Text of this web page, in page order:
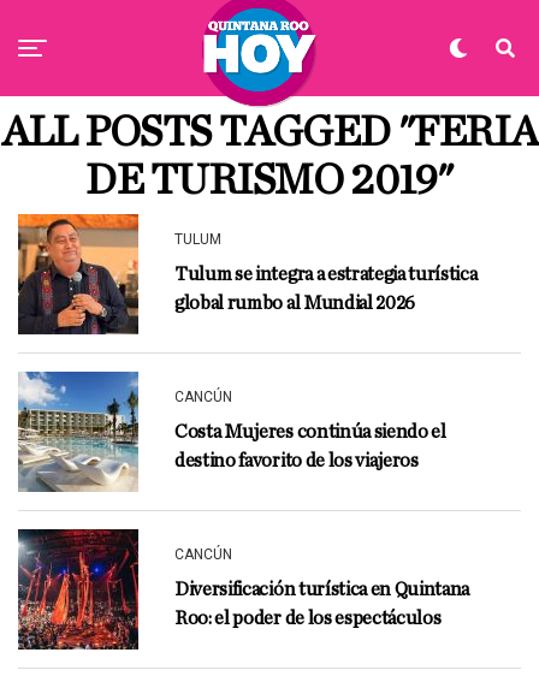
ALL POSTS TAGGED "FERIA
DE TURISMO 2019"
TULUM
Tulum se integra a estrategia turística
global rumbo al Mundial 2026
CANCÚN
Costa Mujeres continúa siendo el
destino favorito de los viajeros
CANCÚN
Diversificación turística en Quintana
Roo: el poder de los espectáculos